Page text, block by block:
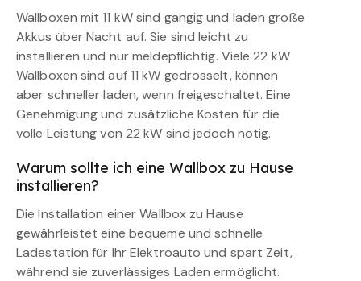
Wallboxen mit 11 kW sind gängig und laden große
Akkus über Nacht auf. Sie sind leicht zu
installieren und nur meldepflichtig. Viele 22 kW
Wallboxen sind auf 11 kW gedrosselt, können
aber schneller laden, wenn freigeschaltet. Eine
Genehmigung und zusätzliche Kosten für die
volle Leistung von 22 kW sind jedoch nötig.
Warum sollte ich eine Wallbox zu Hause
installieren?
Die Installation einer Wallbox zu Hause
gewährleistet eine bequeme und schnelle
Ladestation für Ihr Elektroauto und spart Zeit,
während sie zuverlässiges Laden ermöglicht.